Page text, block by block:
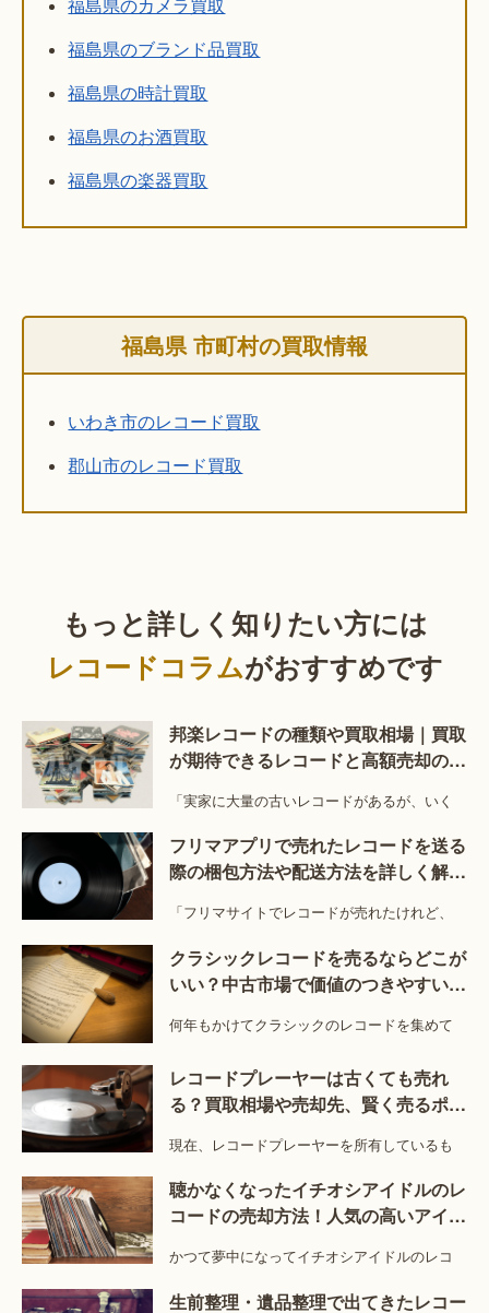
福島県のブランド品買取
福島県の時計買取
福島県のお酒買取
福島県の楽器買取
福島県 市町村の買取情報
いわき市のレコード買取
郡山市のレコード買取
もっと詳しく知りたい方には
レコードコラムがおすすめです
邦楽レコードの種類や買取相場｜買取
が期待できるレコードと高額売却のコ
「実家に大量の古いレコードがあるが、いく
フリマアプリで売れたレコードを送る
際の梱包方法や配送方法を詳しく解
「フリマサイトでレコードが売れたけれど、
クラシックレコードを売るならどこが
いい？中古市場で価値のつきやすい特
何年もかけてクラシックのレコードを集めて
レコードプレーヤーは古くても売れ
る？買取相場や売却先、賢く売るポイ
現在、レコードプレーヤーを所有しているも
聴かなくなったイチオシアイドルのレ
コードの売却方法！人気の高いアイド
かつて夢中になってイチオシアイドルのレコ
生前整理・遺品整理で出てきたレコー